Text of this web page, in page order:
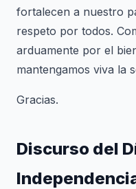
fortalecen a nuestro
respeto por todos.
arduamente por el
mantengamos viva la
Gracias.
Discurso del